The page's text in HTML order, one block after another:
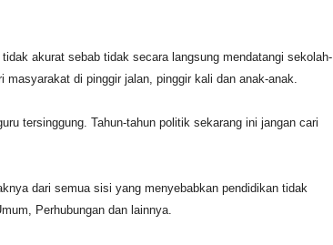
akurat sebab tidak secara langsung mendatangi sekolah-
di pinggir jalan, pinggir kali dan anak-anak.
tersinggung. Tahun-tahun politik sekarang ini jangan cari
dari semua sisi yang menyebabkan pendidikan tidak
Perhubungan dan lainnya.